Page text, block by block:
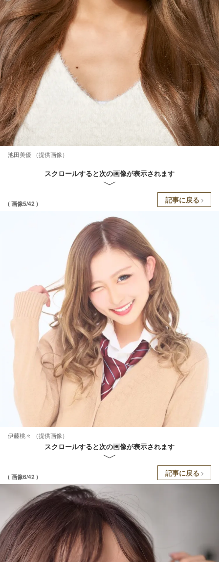
池田美優 （提供画像）
スクロールすると次の画像が表示されます
( 画像5/42 ) 記事に戻る
伊藤桃々 （提供画像）
スクロールすると次の画像が表示されます
( 画像6/42 ) 記事に戻る